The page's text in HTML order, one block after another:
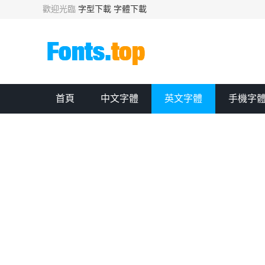
歡迎光臨 字型下載 字體下載
首頁 中文字體 英文字體 手機字